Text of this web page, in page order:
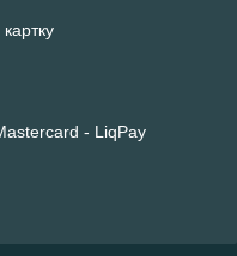
- LiqPay